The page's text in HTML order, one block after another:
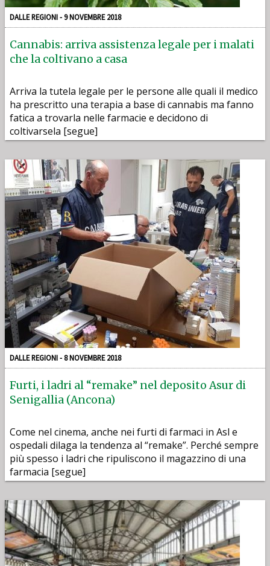
DALLE REGIONI - 9 NOVEMBRE 2018
Cannabis: arriva assistenza legale per i malati
che la coltivano a casa
Arriva la tutela legale per le persone alle quali il medico
ha prescritto una terapia a base di cannabis ma fanno
fatica a trovarla nelle farmacie e decidono di
coltivarsela [segue]
DALLE REGIONI - 8 NOVEMBRE 2018
Furti, i ladri al “remake” nel deposito Asur di
Senigallia (Ancona)
Come nel cinema, anche nei furti di farmaci in Asl e
ospedali dilaga la tendenza al “remake”. Perché sempre
più spesso i ladri che ripuliscono il magazzino di una
farmacia [segue]